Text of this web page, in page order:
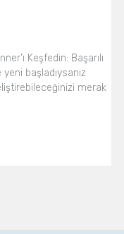
Keşfedin: Başarılı
başladıysanız
merak